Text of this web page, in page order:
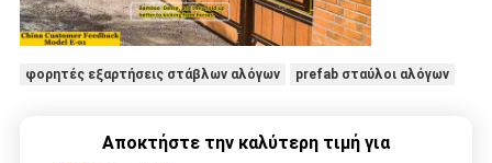
φορητές εξαρτήσεις στάβλων αλόγων prefab σταύλοι αλόγων
Αποκτήστε την καλύτερη τιμή για